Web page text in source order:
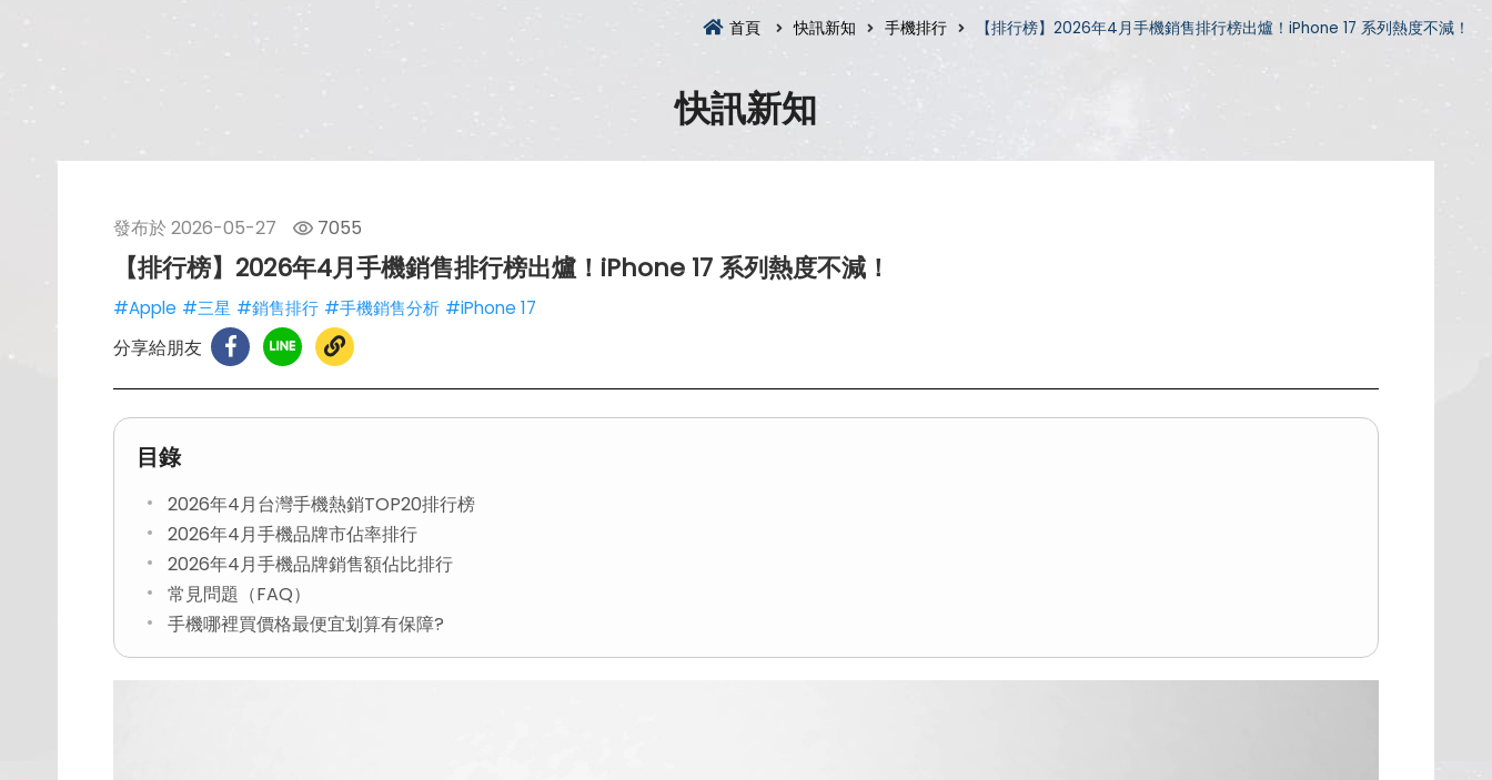
首頁 快訊新知 手機排行 【排行榜】2026年4月手機銷售排行榜出爐！iPhone 17 系列熱度不減！
快訊新知
發布於 2026-05-27 7055
【排行榜】2026年4月手機銷售排行榜出爐！iPhone 17 系列熱度不減！
#Apple #三星 #銷售排行 #手機銷售分析 #iPhone 17
分享給朋友
目錄
2026年4月台灣手機熱銷TOP20排行榜
2026年4月手機品牌市佔率排行
2026年4月手機品牌銷售額佔比排行
常見問題（FAQ）
手機哪裡買價格最便宜划算有保障?